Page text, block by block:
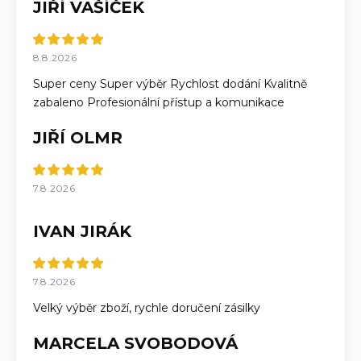
JIŘÍ VAŠÍČEK
8.8.2026
Super ceny Super výběr Rychlost dodání Kvalitně
zabaleno Profesionální přístup a komunikace
JIŘÍ OLMR
7.8.2026
IVAN JIRÁK
7.8.2026
Velký výběr zboží, rychle doručení zásilky
MARCELA SVOBODOVÁ